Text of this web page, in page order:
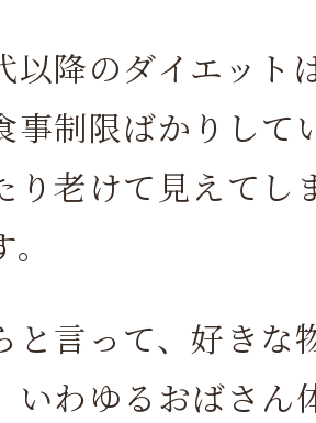
以降のダイエット
事制限ばかりして
り老けて見えてし
と言って、好きな
いわゆるおばさん